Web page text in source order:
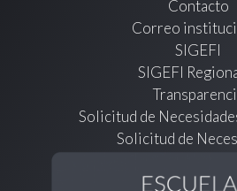
Contacto
Correo
SIGEFI
SIGEFI
Solicitud de
Solicitud de